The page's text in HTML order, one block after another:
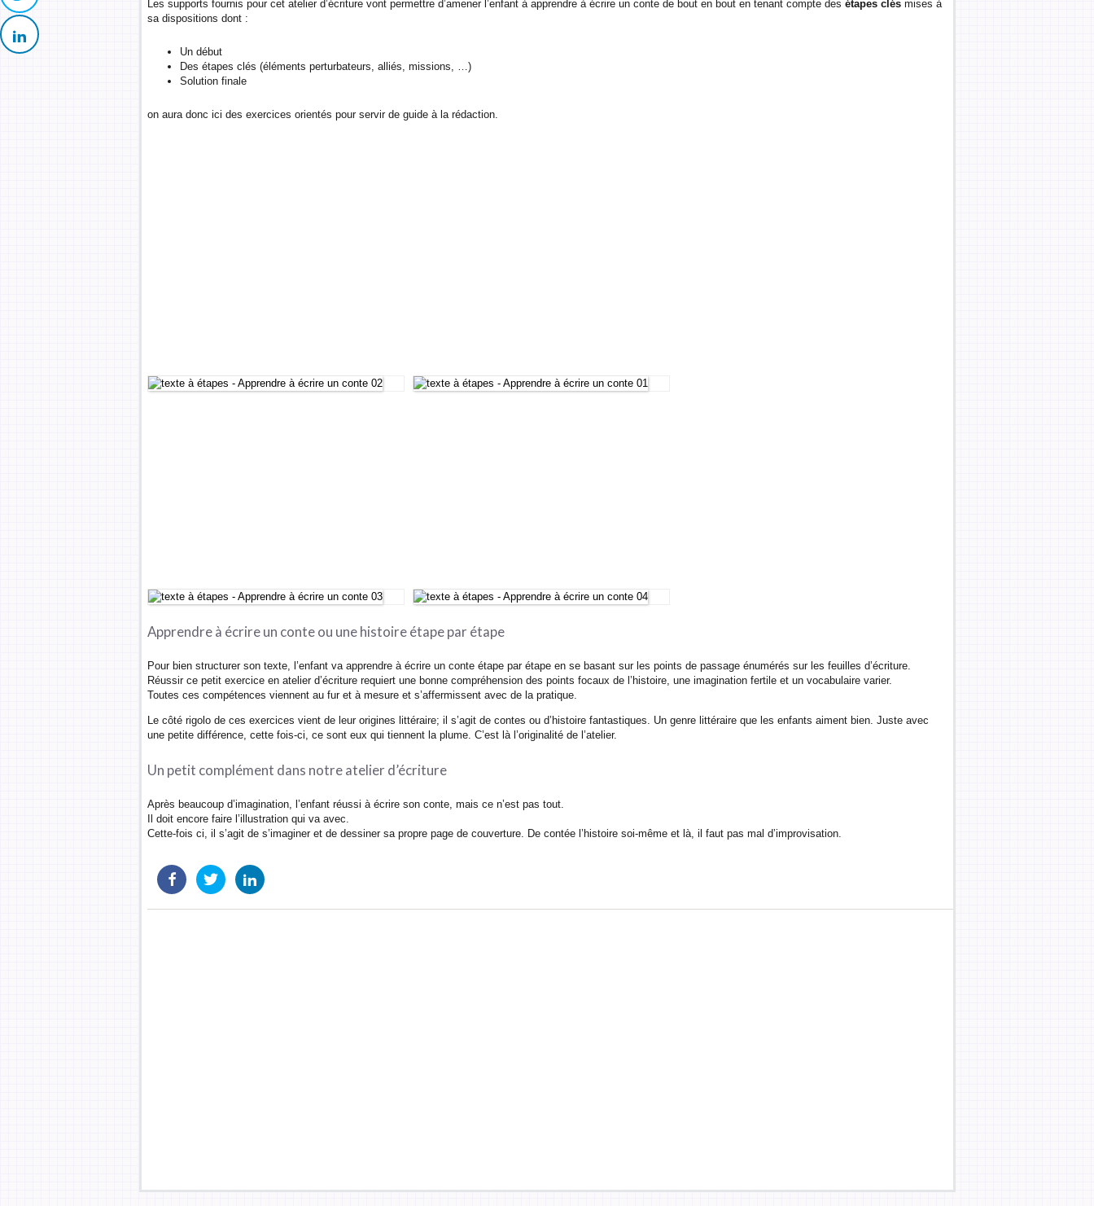
Les supports fournis pour cet atelier d’écriture vont permettre d’amener l’enfant à apprendre à écrire un conte de bout en bout en tenant compte des étapes clésmises à
sa dispositions dont :
Un début
Des étapes clés (éléments perturbateurs, alliés, missions, …)
Solution finale
on aura donc ici des exercices orientés pour servir de guide à la rédaction.
Apprendre à écrire un conte ou une histoire étape par étape
Pour bien structurer son texte, l’enfant va apprendre à écrire un conte étape par étape en se basant sur les points de passage énumérés sur les feuilles d’écriture.
Réussir ce petit exercice en atelier d’écriture requiert une bonne compréhension des points focaux de l’histoire, une imagination fertile et un vocabulaire varier.
Toutes ces compétences viennent au fur et à mesure et s’affermissent avec de la pratique.
Le côté rigolo de ces exercices vient de leur origines littéraire; il s’agit de contes ou d’histoire fantastiques. Un genre littéraire que les enfants aiment bien. Juste avec
une petite différence, cette fois-ci, ce sont eux qui tiennent la plume. C’est là l’originalité de l’atelier.
Un petit complément dans notre atelier d’écriture
Après beaucoup d’imagination, l’enfant réussi à écrire son conte, mais ce n’est pas tout.
Il doit encore faire l’illustration qui va avec.
Cette-fois ci, il s’agit de s’imaginer et de dessiner sa propre page de couverture. De contée l’histoire soi-même et là, il faut pas mal d’improvisation.